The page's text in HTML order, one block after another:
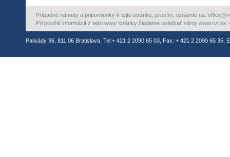
Prípadné námety a pripomienky k tejto stránke, prosím, oznámte na:
Pri použití informácií z tejto www stránky žiadame uvádzať zdroj: www.rvr.sk
Palisády 36, 811 06 Bratislava, Tel:+ 421 2 2090 65 03, Fax: + 421 2 2090 65 35,